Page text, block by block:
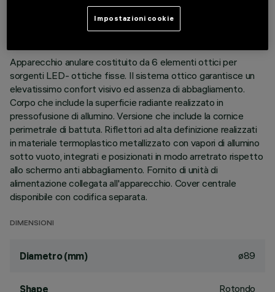
ULTIMO AGGIORNAMENTO: 06/08/2026
Apparecchio anulare costituito da 6 elementi ottici per
sorgenti LED- ottiche fisse. Il sistema ottico garantisce un
elevatissimo confort visivo ed assenza di abbagliamento.
Corpo che include la superficie radiante realizzato in
pressofusione di allumino. Versione che include la cornice
perimetrale di battuta. Riflettori ad alta definizione realizzati
in materiale termoplastico metallizzato con vapori di allumino
sotto vuoto, integrati e posizionati in modo arretrato rispetto
allo schermo anti abbagliamento. Fornito di unità di
alimentazione collegata all'apparecchio. Cover centrale
disponibile con codifica separata.
DIMENSIONI
Diametro (mm) ø89
Shape Rotondo
Impostazioni cookie